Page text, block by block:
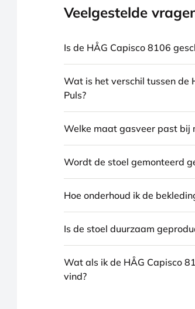
Veelgestelde
Is de HÅG Capisco 8106
Wat is het verschil tussen de
Puls?
Welke maat gasveer past bij
Wordt de stoel gemonteerd
Hoe onderhoud ik de
Is de stoel duurzaam
Wat als ik de HÅG Capisco
vind?